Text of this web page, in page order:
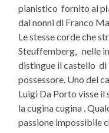
pianistico fornito ai p
dai nonni di Franco
Le stesse corde che
Steuffemberg, nelle
distingue il castello di
possessore. Uno dei
Luigi Da Porto visse
la cugina cugina .
passione impossibile